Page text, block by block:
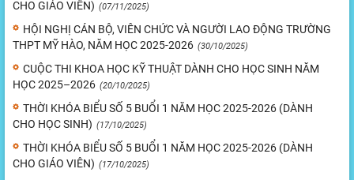
CHO GIÁO VIÊN) (07/11/2025)
HỘI NGHỊ CÁN BỘ, VIÊN CHỨC VÀ NGƯỜI LAO ĐỘNG TRƯỜNG
THPT MỸ HÀO, NĂM HỌC 2025-2026 (30/10/2025)
CUỘC THI KHOA HỌC KỸ THUẬT DÀNH CHO HỌC SINH NĂM
HỌC 2025–2026 (20/10/2025)
THỜI KHÓA BIỂU SỐ 5 BUỔI 1 NĂM HỌC 2025-2026 (DÀNH
CHO HỌC SINH) (17/10/2025)
THỜI KHÓA BIỂU SỐ 5 BUỔI 1 NĂM HỌC 2025-2026 (DÀNH
CHO GIÁO VIÊN) (17/10/2025)